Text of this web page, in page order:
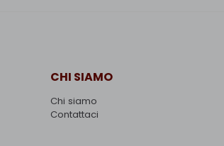
CHI SIAMO
Chi siamo
Contattaci